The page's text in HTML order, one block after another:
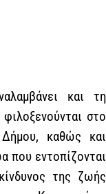
και τη
στο
καθώς και
που εντοπίζονται
της ζωής